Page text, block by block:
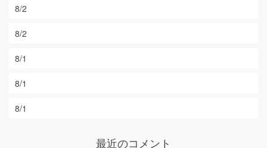
8/2
8/2
8/1
8/1
8/1
最近のコメント